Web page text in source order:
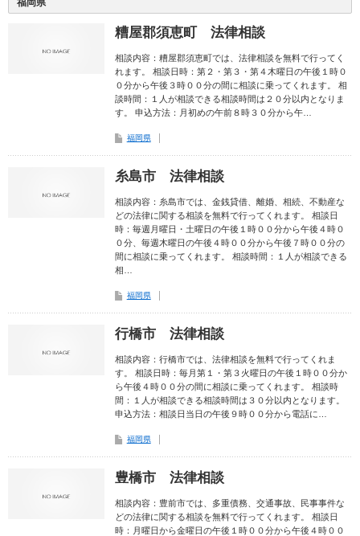
糟屋郡須恵町 法律相談
相談内容：糟屋郡須恵町では、法律相談を無料で行ってく
れます。 相談日時：第２・第３・第４木曜日の午後１時０
０分から午後３時００分の間に相談に乗ってくれます。 相
談時間：１人が相談できる相談時間は２０分以内となりま
す。 申込方法：月初めの午前８時３０分から午…
福岡県
糸島市 法律相談
相談内容：糸島市では、金銭貸借、離婚、相続、不動産な
どの法律に関する相談を無料で行ってくれます。 相談日
時：毎週月曜日・土曜日の午後１時００分から午後４時０
０分、毎週木曜日の午後４時００分から午後７時００分の
間に相談に乗ってくれます。 相談時間：１人が相談できる
相…
福岡県
行橋市 法律相談
相談内容：行橋市では、法律相談を無料で行ってくれま
す。 相談日時：毎月第１・第３火曜日の午後１時００分か
ら午後４時００分の間に相談に乗ってくれます。 相談時
間：１人が相談できる相談時間は３０分以内となります。
申込方法：相談日当日の午後９時００分から電話に…
福岡県
豊橋市 法律相談
相談内容：豊前市では、多重債務、交通事故、民事事件な
どの法律に関する相談を無料で行ってくれます。 相談日
時：月曜日から金曜日の午後１時００分から午後４時００